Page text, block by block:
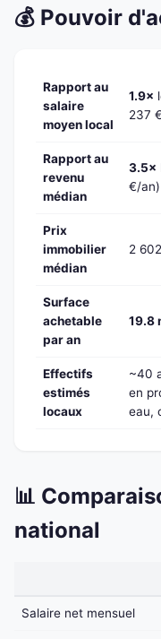
💰 Pouvoir
Rapport au
salaire
moyen local
1.9×
237
Rapport au
revenu
médian
3.5×
€/an)
Prix
immobilier
médian
2
Surface
achetable
par an
19.8
Effectifs
estimés
locaux
~40
en
eau,
📊
national
Salaire net mensuel